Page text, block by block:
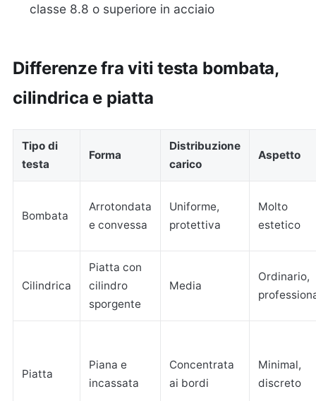
classe 8.8 o superiore in acciaio
Differenze fra viti testa bombata,
cilindrica e piatta
Tipo di
testa
Forma
Distribuzione
carico
Aspetto
Bombata
Arrotondata
e convessa
Uniforme,
protettiva
Molto
estetico
Cilindrica
Piatta con
cilindro
sporgente
Media
Ordinario,
Piatta
Piana e
incassata
Concentrata
ai bordi
Minimal,
discreto